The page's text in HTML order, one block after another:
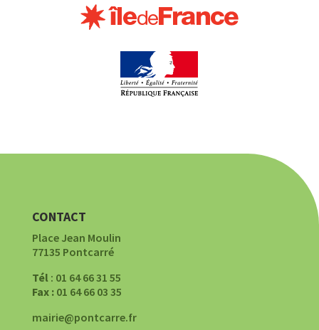
CONTACT
Place Jean Moulin
77135 Pontcarré
Tél: 01 64 66 31 55
Fax :01 64 66 03 35
mairie@pontcarre.fr